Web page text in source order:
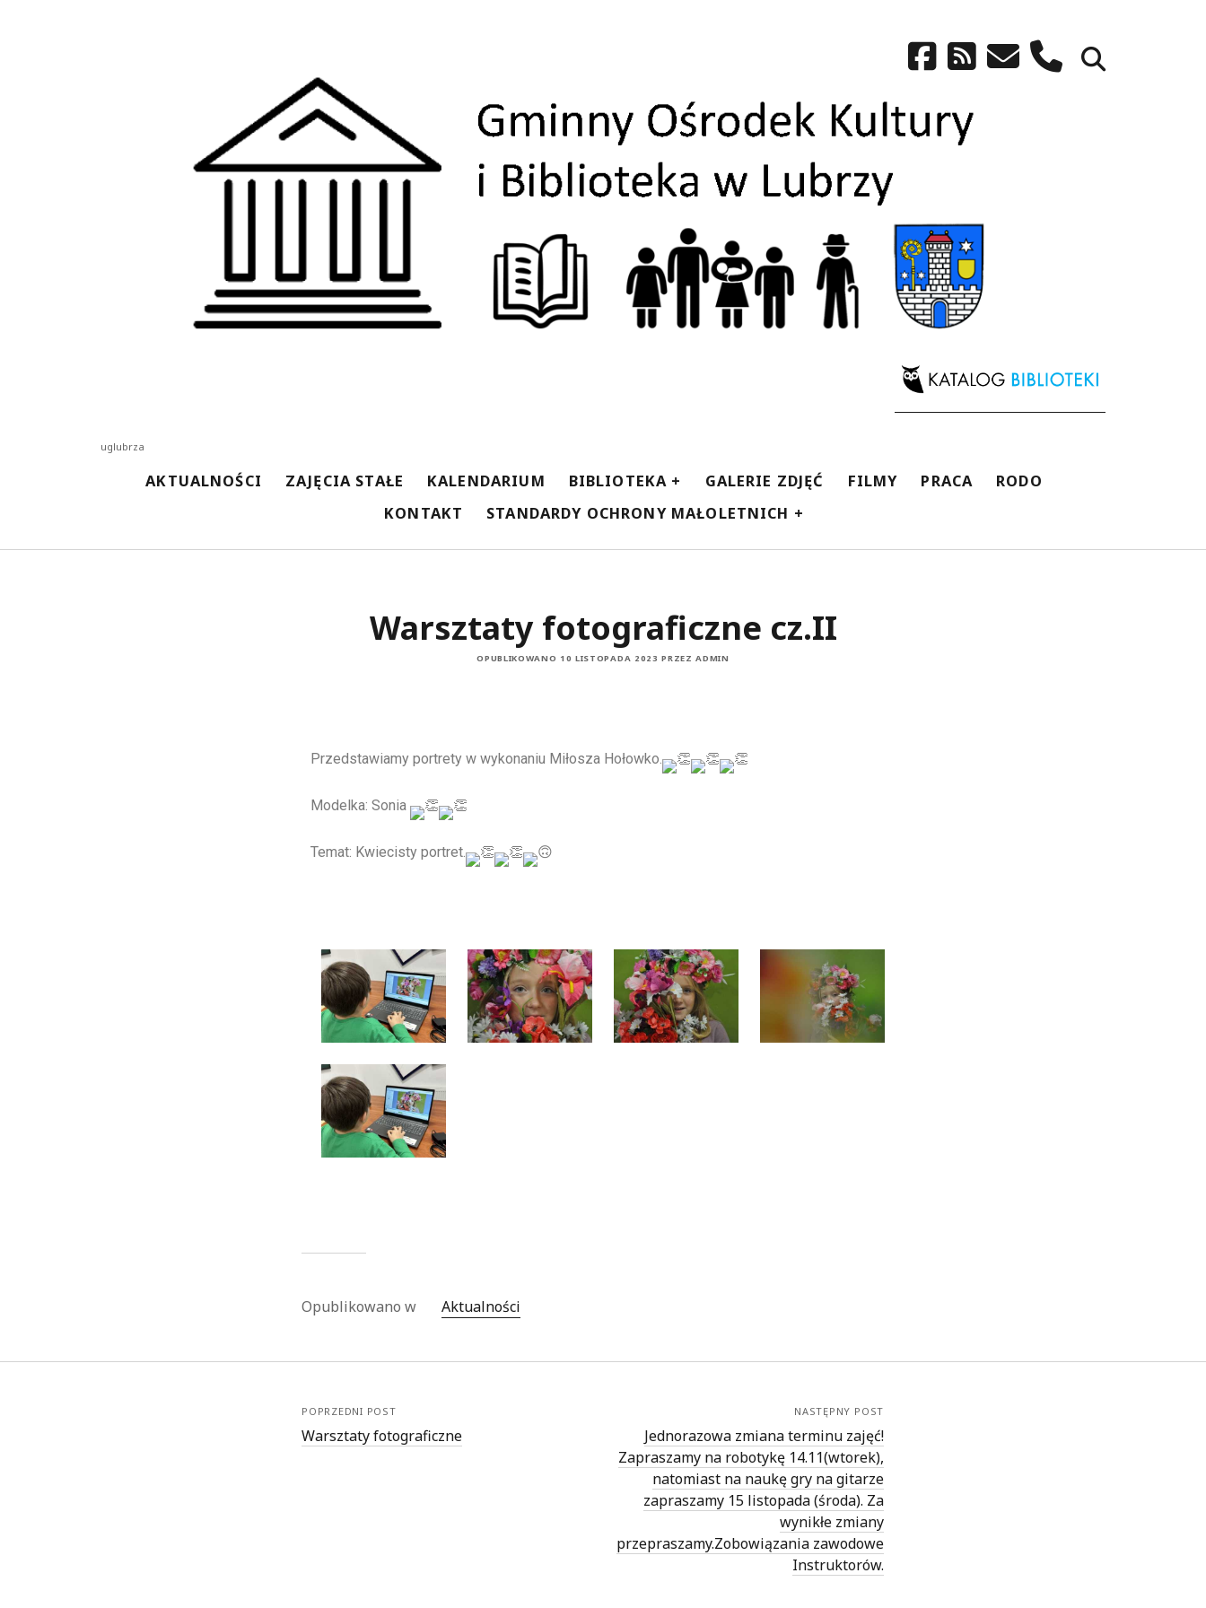
uglubrza
AKTUALNOŚCI ZAJĘCIA STAŁE KALENDARIUM BIBLIOTEKA GALERIE ZDJĘĆ FILMY PRACA
RODO
KONTAKT
STANDARDY OCHRONY MAŁOLETNICH
Warsztaty fotograficzne cz.II
OPUBLIKOWANO 10 LISTOPADA 2023 PRZEZ ADMIN
Przedstawiamy portrety w wykonaniu Miłosza Hołowko.
Modelka: Sonia
Temat: Kwiecisty portret.
Opublikowano w Aktualności
POPRZEDNI POST
Warsztaty fotograficzne
NASTĘPNY POST
Jednorazowa zmiana terminu zajęć!
Zapraszamy na robotykę 14.11(wtorek),
natomiast na naukę gry na gitarze
zapraszamy 15 listopada (środa). Za
wynikłe zmiany
przepraszamy.Zobowiązania zawodowe
Instruktorów.